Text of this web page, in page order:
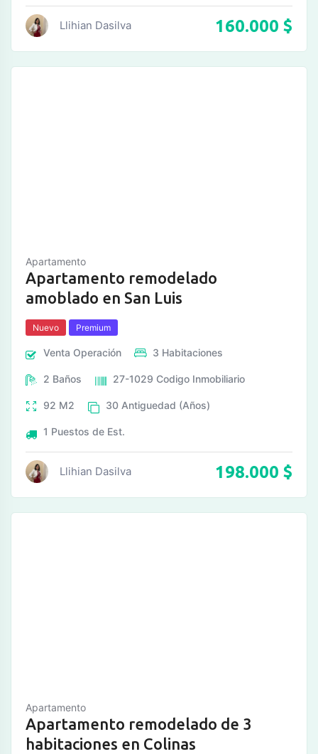
Llihian Dasilva 160.000 $
Apartamento
Apartamento remodelado
amoblado en San Luis
Nuevo Premium
Venta Operación 3 Habitaciones
2 Baños 27-1029 Codigo Inmobiliario
92 M2 30 Antiguedad (Años)
1 Puestos de Est.
Llihian Dasilva 198.000 $
Apartamento
Apartamento remodelado de 3
habitaciones en Colinas